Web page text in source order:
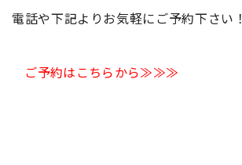
電話や下記よりお気軽にご予約下さい！
ご予約はこちらから≫≫≫